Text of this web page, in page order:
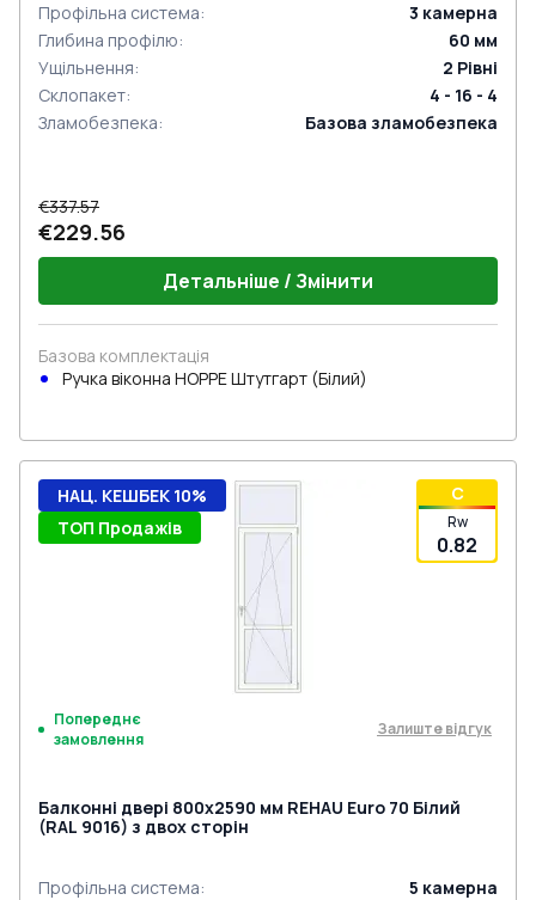
Профільна система: 3 камерна
Глибина профілю: 60 мм
Ущільнення: 2 Рівні
Склопакет:
4 - 16 - 4
Зламобезпека: Базова зламобезпека
€337.57
€229.56
Детальніше / Змінити
Базова комплектація
Ручка віконна HOPPE Штутгарт (Білий)
C
Rw
0.82
НАЦ. КЕШБЕК 10%
ТОП Продажів
Попереднє
замовлення
Залиште відгук
Балконні двері 800x2590 мм REHAU Euro 70 Білий
(RAL 9016) з двох сторін
Профільна система: 5 камерна